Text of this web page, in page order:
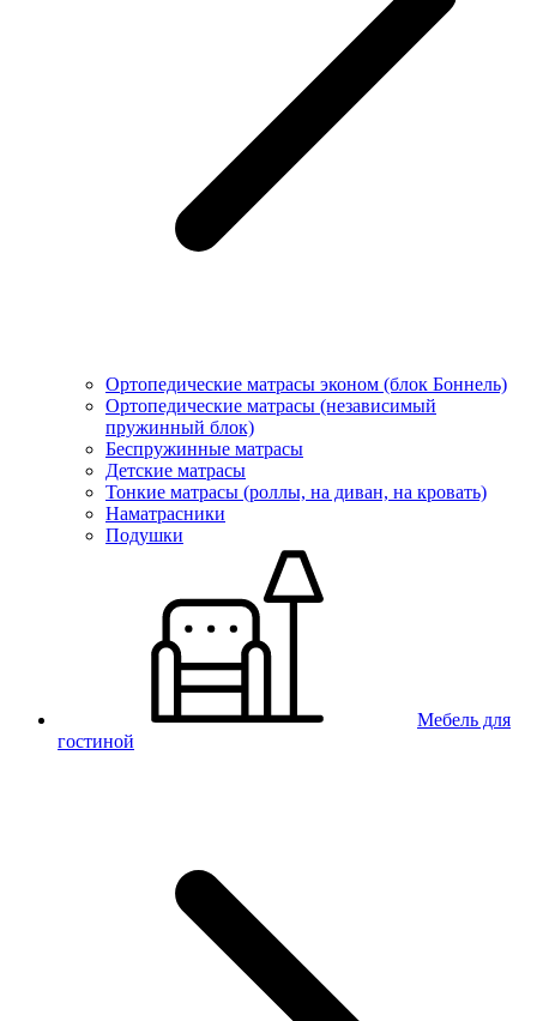
Ортопедические матрасы эконом (блок Боннель)
Ортопедические матрасы (независимый
пружинный блок)
Беcпружинные матрасы
Детские матрасы
Тонкие матрасы (роллы, на диван, на кровать)
Наматрасники
Подушки
Мебель для
гостиной